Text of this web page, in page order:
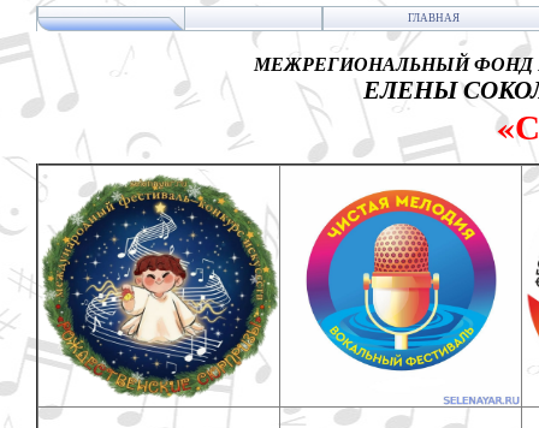
ГЛАВНАЯ
МЕЖРЕГИОНАЛЬНЫЙ ФОНД
ЕЛЕНЫ